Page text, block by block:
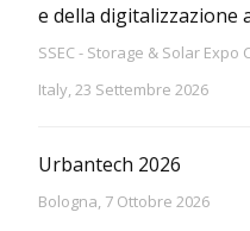
e della digitalizzazione
SSEC - Storage & Solar
Italy, 23 Settembre 2026
Urbantech 2026
Bologna, 7 Ottobre 2026